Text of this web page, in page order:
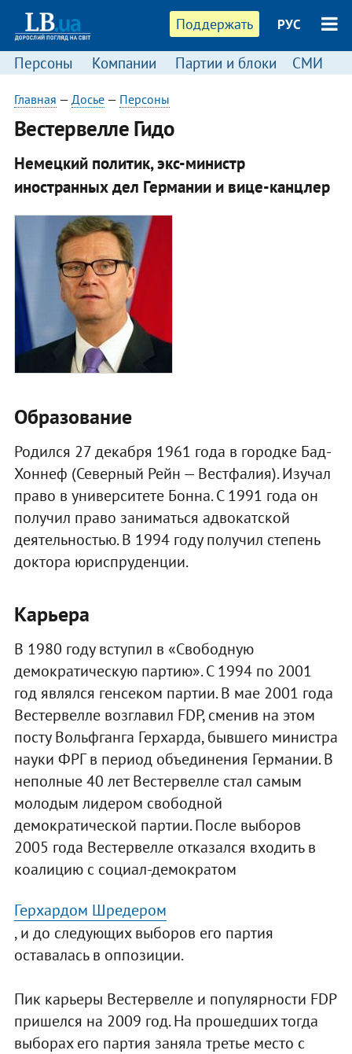
Поддержать РУС
Персоны Компании Партии и блоки СМИ
Главная — Досье— Персоны
​Вестервелле Гидо
Немецкий политик, экс-министр
иностранных дел Германии и вице-канцлер
Образование
Родился 27 декабря 1961 года в городке Бад-
Хоннеф (Северный Рейн — Вестфалия). Изучал
право в университете Бонна. С 1991 года он
получил право заниматься адвокатской
деятельностью. В 1994 году получил степень
доктора юриспруденции.
Карьера
В 1980 году вступил в «Свободную
демократическую партию». С 1994 по 2001
год являлся генсеком партии. В мае 2001 года
Вестервелле возглавил FDP, сменив на этом
посту Вольфганга Герхарда, бывшего министра
науки ФРГ в период объединения Германии. В
неполные 40 лет Вестервелле стал самым
молодым лидером свободной
демократической партии. После выборов
2005 года Вестервелле отказался входить в
коалицию с социал-демократом
Герхардом Шредером
, и до следующих выборов его партия
оставалась в оппозиции.
Пик карьеры Вестервелле и популярности FDP
пришелся на 2009 год. На прошедших тогда
выборах его партия заняла третье место с